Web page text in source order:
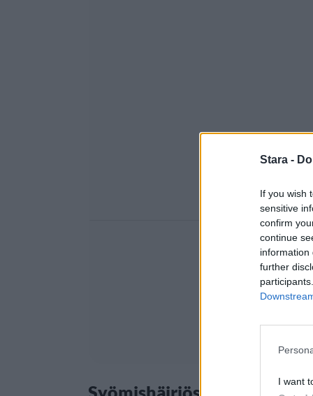
Stara -
If you wish
sensitive
confirm
continue
information
further
I want
Syömishäiriöstä vaikea